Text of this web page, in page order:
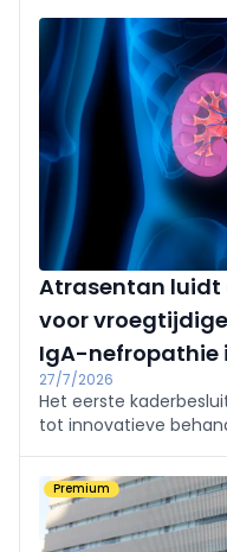
onder de naam
AstraZeneca) voor
negatieve
worden toegepast bij
met een niet-
ziekte die geen PD-1-
Atrasentan luidt
voor
IgA-nefropathie
27/7/2026
Het eerste
tot innovatieve
heeft op atrasentan
gebracht onder de
patiënten met
Premium